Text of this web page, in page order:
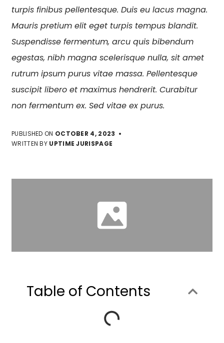
turpis finibus pellentesque. Duis eu lacus magna.
Mauris pretium elit eget turpis tempus blandit.
Suspendisse fermentum, arcu quis bibendum
egestas, nibh magna scelerisque nulla, sit amet
rutrum ipsum purus vitae massa. Pellentesque
suscipit libero et maximus hendrerit. Curabitur
non fermentum ex. Sed vitae ex purus.
PUBLISHED ON OCTOBER 4, 2023
WRITTEN BY UPTIME JURISPAGE
Table of Contents